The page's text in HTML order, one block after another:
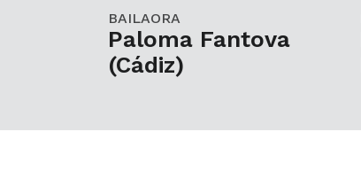
BAILAORA
Paloma Fantova
(Cádiz)